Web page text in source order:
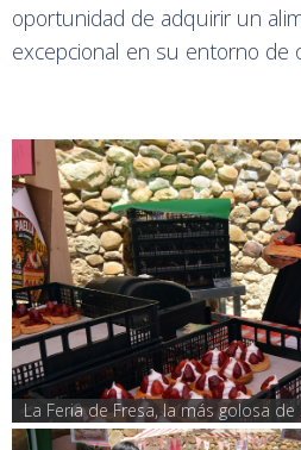
oportunidad de adquirir un
excepcional en su entorno de
La Feria de Fresa, la más golosa de